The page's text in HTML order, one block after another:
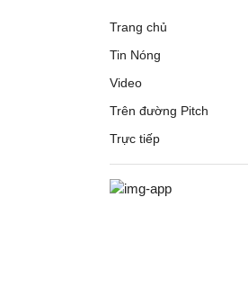
Trang chủ
Tin Nóng
Video
Trên đường Pitch
Trực tiếp